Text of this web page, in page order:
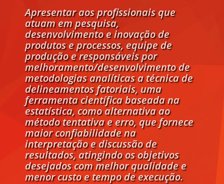
Apresentar aos profissionais que
atuam em pesquisa,
desenvolvimento e inovação de
produtos e processos, equipe de
produção e responsáveis por
melhoramento/desenvolvimento de
metodologias analíticas a técnica de
delineamentos fatoriais, uma
ferramenta científica baseada na
estatística, como alternativa ao
método tentativa e erro, que fornece
maior confiabilidade na
interpretação e discussão de
resultados, atingindo os objetivos
desejados com melhor qualidade e
menor custo e tempo de execução.